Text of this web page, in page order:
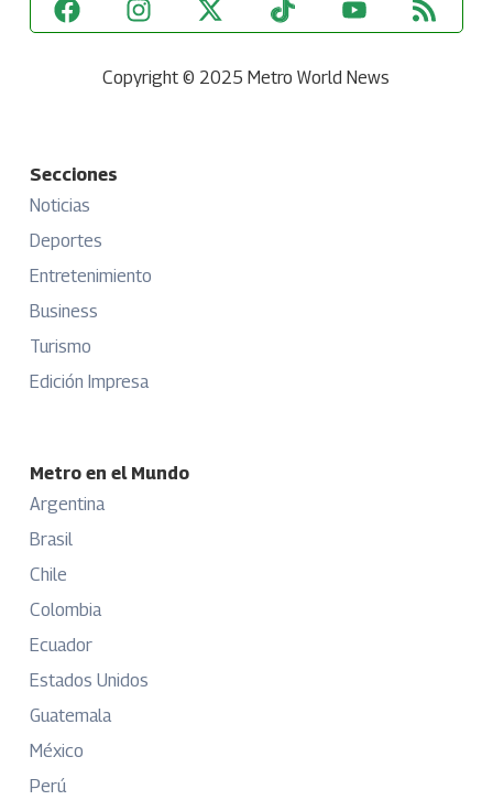
Copyright © 2025 Metro World News
Secciones
Noticias
Deportes
Entretenimiento
Business
Turismo
Edición Impresa
Metro en el Mundo
Argentina
Brasil
Chile
Colombia
Ecuador
Estados Unidos
Guatemala
México
Perú